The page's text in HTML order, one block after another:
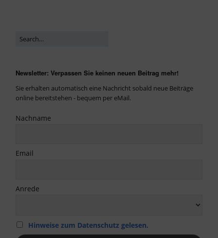
Newsletter: Verpassen Sie keinen neuen Beitrag mehr!
Sie erhalten automatisch eine Nachricht sobald neue Beiträge
online bereitstehen - bequem per eMail.
Nachname
Email
Anrede
Hinweise zum Datenschutz gelesen.